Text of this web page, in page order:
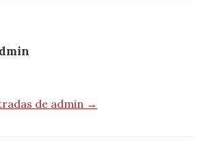
de admin →